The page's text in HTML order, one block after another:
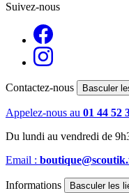
Suivez-nous
Contactez-nous Basculer
Appelez-nous au 01 44 52
Du lundi au vendredi de
Email :
Informations Basculer les